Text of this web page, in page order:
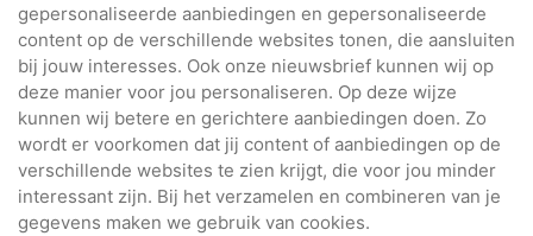
gepersonaliseerde aanbiedingen en gepersonaliseerde
content op de verschillende websites tonen, die aansluiten
bij jouw interesses. Ook onze nieuwsbrief kunnen wij op
deze manier voor jou personaliseren. Op deze wijze
kunnen wij betere en gerichtere aanbiedingen doen. Zo
wordt er voorkomen dat jij content of aanbiedingen op de
verschillende websites te zien krijgt, die voor jou minder
interessant zijn. Bij het verzamelen en combineren van je
gegevens maken we gebruik van cookies.